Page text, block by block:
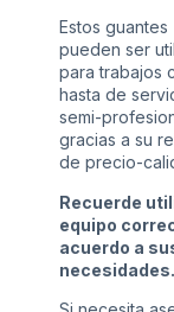
Estos guantes
pueden ser
para trabajos
hasta de
semi-
gracias a su
de precio-
Recuerde
equipo
acuerdo a
necesidades.